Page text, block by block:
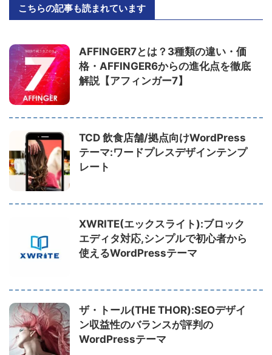
こちらの記事も読まれています
AFFINGER7とは？3種類の違い・価
格・AFFINGER6からの進化点を徹底
解説【アフィンガー7】
TCD 飲食店舗/拠点向けWordPress
テーマ:ワードプレスデザインテンプ
レート
XWRITE(エックスライト):ブロック
エディタ対応,シンプルで初心者から
使えるWordPressテーマ
ザ・トール(THE THOR):SEOデザイ
ン収益性のバランスが評判の
WordPressテーマ